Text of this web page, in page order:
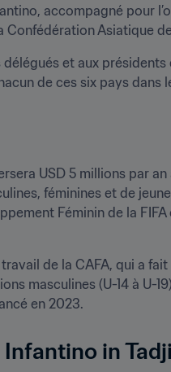
accompagné pour
Asiatique
et aux
de ces six pays dans
USD 5 millions par
féminines et de
Féminin de la
de la CAFA, qui a
masculines (U-14 à U-
en 2023.
Infantino in